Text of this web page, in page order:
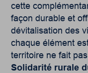
cette
façon durable et
dévitalisation des
chaque élément
territoire ne fait
Solidarité rurale